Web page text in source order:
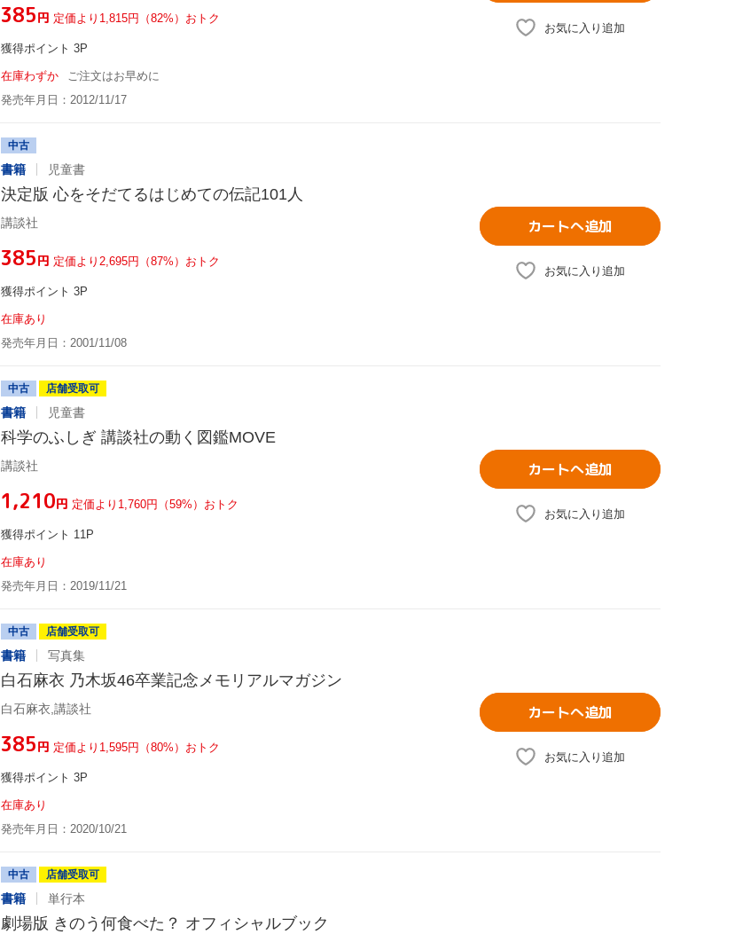
¥385円 定価より1,815円（82%）おトク
獲得ポイント 3P
在庫わずか
ご注文はお早めに
発売年月日：2012/11/17
お気に入り追加
中古
書籍 児童書
決定版 心をそだてるはじめての伝記101人
講談社
¥385円 定価より2,695円（87%）おトク
獲得ポイント 3P
在庫あり
発売年月日：2001/11/08
カートへ追加
お気に入り追加
中古 店舗受取可
書籍 児童書
科学のふしぎ 講談社の動く図鑑MOVE
講談社
¥1,210円 定価より1,760円（59%）おトク
獲得ポイント 11P
在庫あり
発売年月日：2019/11/21
カートへ追加
お気に入り追加
中古 店舗受取可
書籍 写真集
白石麻衣 乃木坂46卒業記念メモリアルマガジン
白石麻衣,講談社
¥385円 定価より1,595円（80%）おトク
獲得ポイント 3P
在庫あり
発売年月日：2020/10/21
カートへ追加
お気に入り追加
中古 店舗受取可
書籍 単行本
劇場版 きのう何食べた？ オフィシャルブック